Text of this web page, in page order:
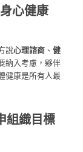
心健康
說心理諮商、 健
納入考慮，夥伴
健康是所有人最
組織目標